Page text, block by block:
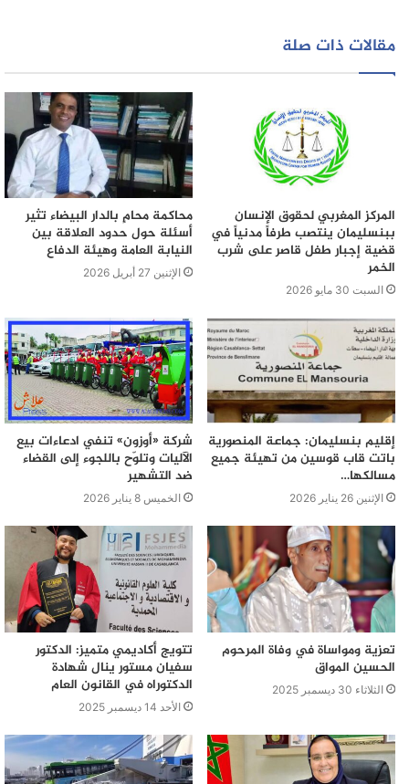
مقالات ذات صلة
المركز المغربي لحقوق الإنسان
ببنسليمان ينتصب طرفاً مدنياً في
قضية إجبار طفل قاصر على شرب
الخمر
السبت 30 مايو 2026
محاكمة محامٍ بالدار البيضاء تثير
أسئلة حول حدود العلاقة بين
النيابة العامة وهيئة الدفاع
الإثنين 27 أبريل 2026
إقليم بنسليمان: جماعة المنصورية
باتت قاب قوسين من تهيئة جميع
مسالكها…
الإثنين 26 يناير 2026
شركة «أوزون» تنفي ادعاءات بيع
الآليات وتلوّح باللجوء إلى القضاء
ضد التشهير
الخميس 8 يناير 2026
تعزية ومواساة في وفاة المرحوم
الحسين المواق
الثلاثاء 30 ديسمبر 2025
تتويج أكاديمي متميز: الدكتور
سفيان مستور ينال شهادة
الدكتوراه في القانون العام
الأحد 14 ديسمبر 2025